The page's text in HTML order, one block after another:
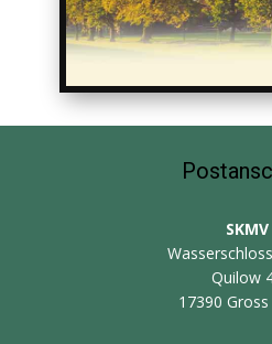
SKMV
Quilow
17390